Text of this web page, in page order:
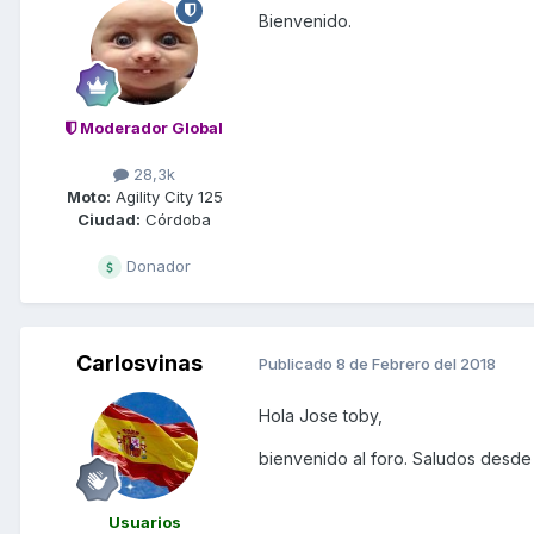
Moderador Global
28,3k
Moto: Agility City 125
Ciudad: Córdoba
Donador
Bienvenido.
Carlosvinas
Usuarios
Publicado 8 de Febrero del 2018
Hola Jose toby,
bienvenido al foro. Saludos